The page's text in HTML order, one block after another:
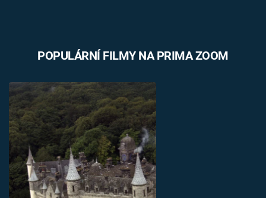
POPULÁRNÍ FILMY NA PRIMA ZOOM